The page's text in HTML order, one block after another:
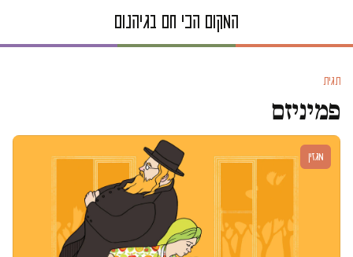
תגית
פמיניזם
מגזין